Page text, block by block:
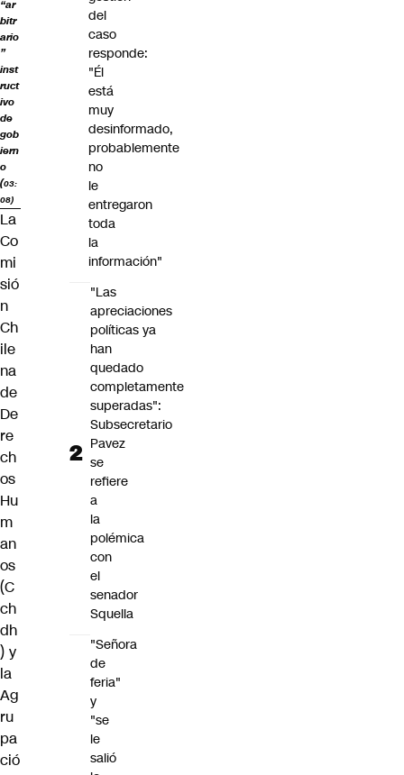
“ar
bitr
ario
”
inst
ruct
ivo
de
gob
iern
o
(03:
08)
La
Co
mi
sió
n
Ch
ile
na
de
De
re
ch
os
Hu
m
an
os
(C
ch
dh
) y
la
Ag
ru
pa
ció
del
caso
responde:
"Él
está
muy
desinformado,
probablemente
no
le
entregaron
toda
la
información"
"Las
apreciaciones
políticas ya
han
quedado
completamente
superadas":
Subsecretario
Pavez
se
refiere
a
la
polémica
con
el
senador
Squella
"Señora
de
feria"
y
"se
le
salió